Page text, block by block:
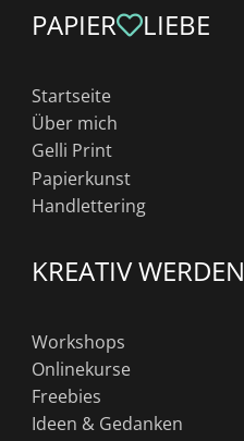
PAPIER LIEBE
Startseite
Über mich
Gelli Print
Papierkunst
Handlettering
KREATIV WERDEN
Workshops
Onlinekurse
Freebies
Ideen & Gedanken